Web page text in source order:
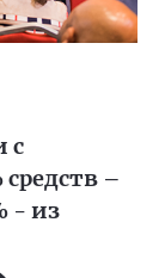
с
–
- из